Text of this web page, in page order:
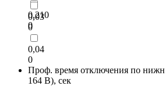
0,210
0
0,03
0
0,04
0
Проф. время отключения по
164 В), сек